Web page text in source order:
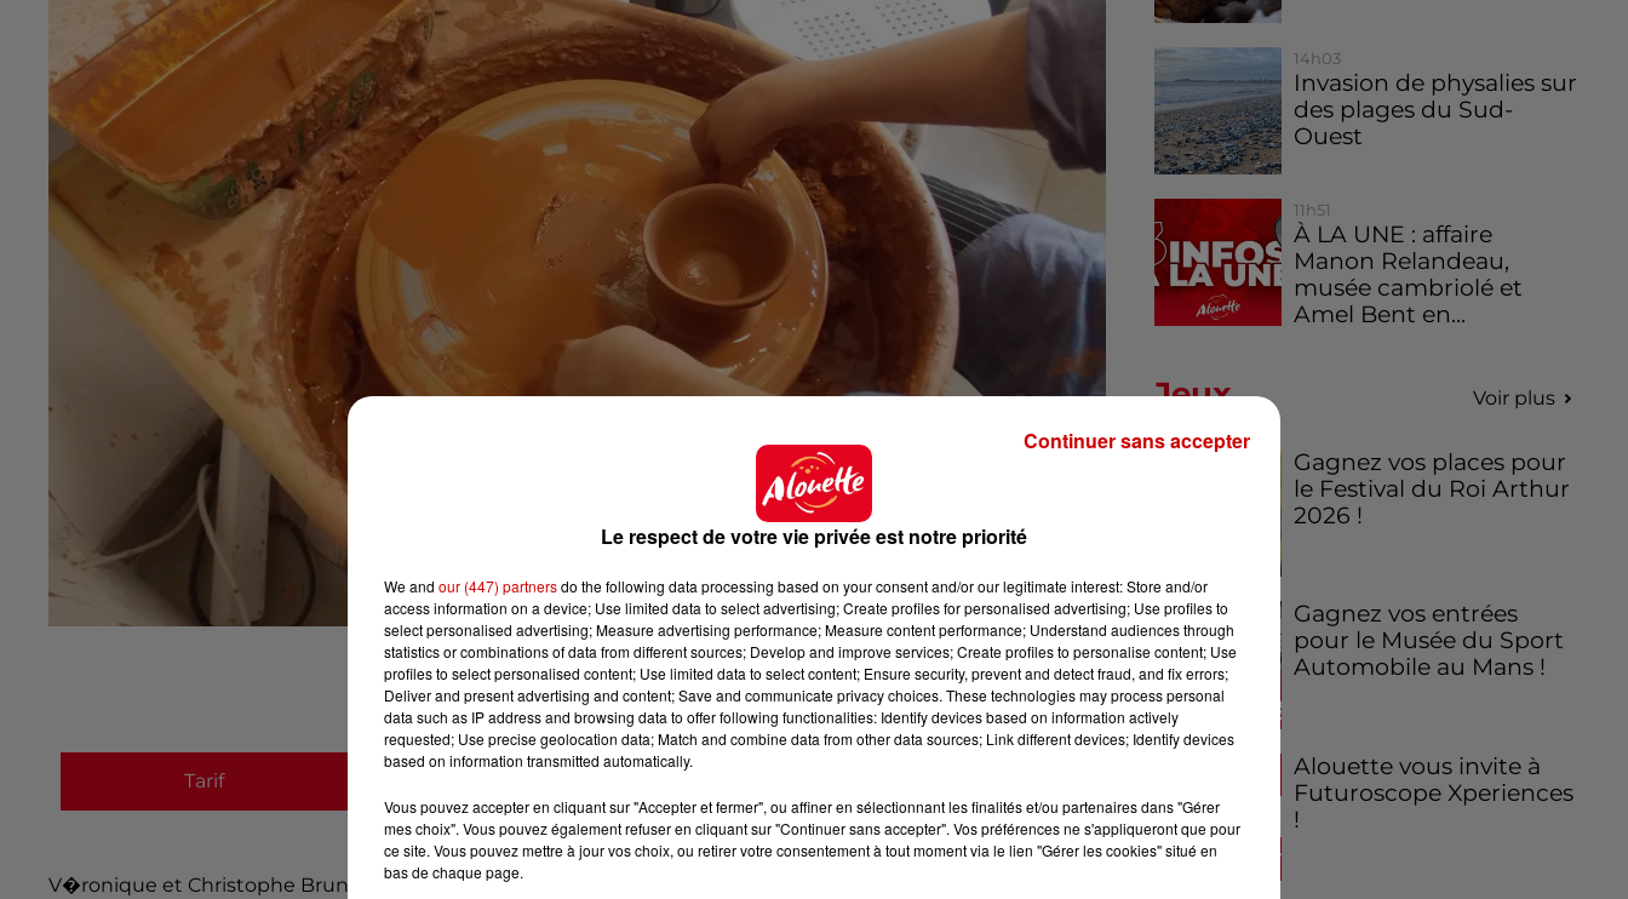
Tarif
V�ronique et Christophe Brunet proposent de vous rencontrer le samedi 5 septembre afin de vous
14h03
Invasion de physalies sur
des plages du Sud-
Ouest
11h51
À LA UNE : affaire
Manon Relandeau,
musée cambriolé et
Amel Bent en...
Jeux Voir plus
Gagnez vos places pour
le Festival du Roi Arthur
2026 !
Gagnez vos entrées
pour le Musée du Sport
Automobile au Mans !
Alouette vous invite à
Futuroscope Xperiences
!
Le respect de votre vie privée est notre priorité
We and our (447) partnersdo the following data processing based on your consent and/or our legitimate interest: Store and/or
access information on a device; Use limited data to select advertising; Create profiles for personalised advertising; Use profiles to
select personalised advertising; Measure advertising performance; Measure content performance; Understand audiences through
statistics or combinations of data from different sources; Develop and improve services; Create profiles to personalise content; Use
profiles to select personalised content; Use limited data to select content; Ensure security, prevent and detect fraud, and fix errors;
Deliver and present advertising and content; Save and communicate privacy choices. These technologies may process personal
data such as IP address and browsing data to offer following functionalities: Identify devices based on information actively
requested; Use precise geolocation data; Match and combine data from other data sources; Link different devices; Identify devices
based on information transmitted automatically.
Vous pouvez accepter en cliquant sur "Accepter et fermer", ou affiner en sélectionnant les finalités et/ou partenaires dans "Gérer
mes choix". Vous pouvez également refuser en cliquant sur "Continuer sans accepter". Vos préférences ne s'appliqueront que pour
ce site. Vous pouvez mettre à jour vos choix, ou retirer votre consentement à tout moment via le lien "Gérer les cookies" situé en
bas de chaque page.
Continuer sans accepter